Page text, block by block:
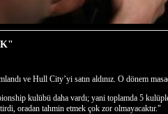
ve Hull City’yi satın aldınız. O dönem
kulübü daha vardı; yani toplamda 5
oradan tahmin etmek çok zor olmayacaktır."